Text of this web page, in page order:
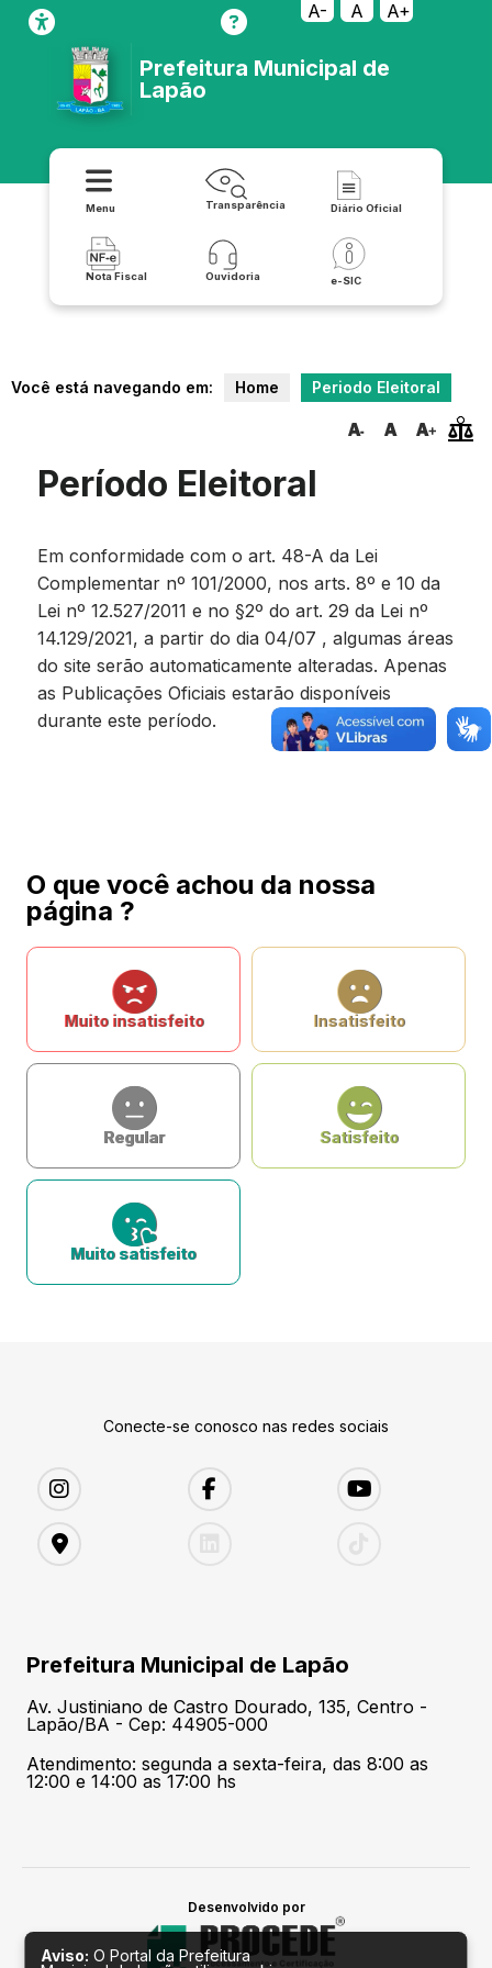
A- A A+
Prefeitura Municipal de
Lapão
Menu Transparência Diário Oficial
Nota Fiscal Ouvidoria e-SIC
Você está navegando em: Home Periodo Eleitoral
Período Eleitoral
Em conformidade com o art. 48-A da Lei
Complementar nº 101/2000, nos arts. 8º e 10 da
Lei nº 12.527/2011 e no §2º do art. 29 da Lei nº
14.129/2021, a partir do dia 04/07 , algumas áreas
do site serão automaticamente alteradas. Apenas
as Publicações Oficiais estarão disponíveis
durante este período.
O que você achou da nossa
página ?
Muito insatisfeito Insatisfeito
Regular Satisfeito
Muito satisfeito
Conecte-se conosco nas redes sociais
Prefeitura Municipal de Lapão
Av. Justiniano de Castro Dourado, 135, Centro -
Lapão/BA - Cep: 44905-000
Atendimento: segunda a sexta-feira, das 8:00 as
12:00 e 14:00 as 17:00 hs
Desenvolvido por
Aviso: O Portal da Prefeitura